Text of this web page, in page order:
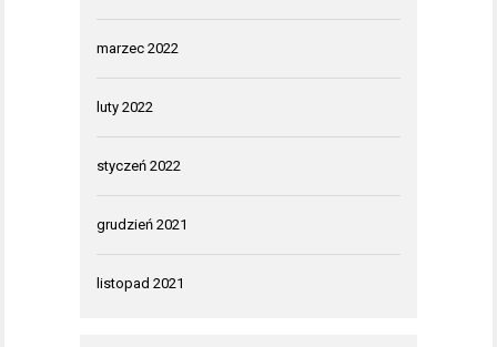
marzec 2022
luty 2022
styczeń 2022
grudzień 2021
listopad 2021